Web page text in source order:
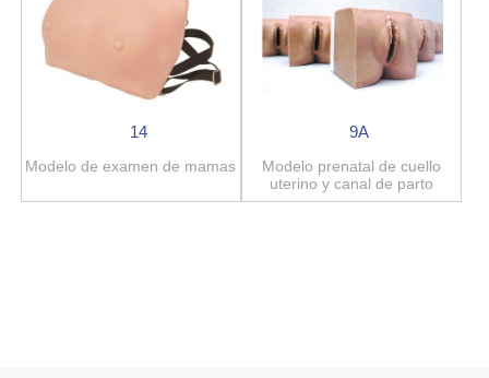
14
Modelo de examen de mamas
9A
Modelo prenatal de cuello
uterino y canal de parto